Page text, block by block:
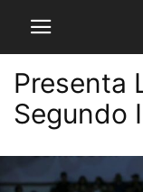
Presenta
Segundo